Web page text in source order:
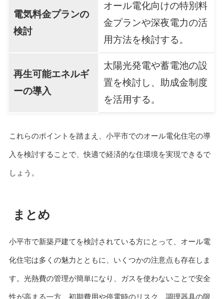
電気料金プランの
検討
オール電化向けの特別料
金プランや深夜電力の活
用方法を検討する。
再生可能エネルギ
ーの導入
太陽光発電や蓄電池の設
置を検討し、助成金制度
を活用する。
これらのポイントを踏まえ、小平市でのオール電化住宅の導
入を検討することで、快適で経済的な住環境を実現できるで
しょう。
まとめ
小平市で新築戸建てを検討されている方にとって、オール電
化住宅は多くの魅力とともに、いくつかの注意点も存在しま
す。光熱費の管理が簡単になり、ガスを使わないことで安全
性が高まる一方、初期費用や停電時のリスク、調理器具の限